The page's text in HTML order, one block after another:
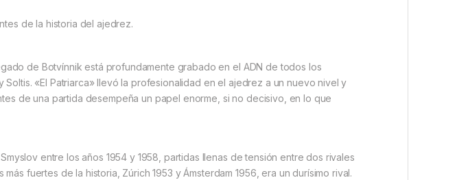
de la historia del ajedrez.
de Botvínnik está profundamente grabado en el ADN de todos los
«El Patriarca» llevó la profesionalidad en el ajedrez a un nuevo nivel y
de una partida desempeña un papel enorme, si no decisivo, en lo que
entre los años 1954 y 1958, partidas llenas de tensión entre dos rivales
fuertes de la historia, Zúrich 1953 y Ámsterdam 1956, era un durísimo rival.